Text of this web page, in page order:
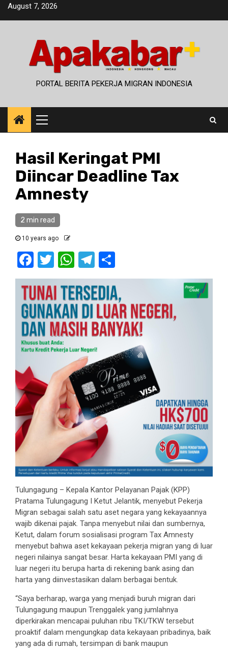
SkipAugust 7, 2026
PORTAL BERITA PEKERJA MIGRAN INDONESIA
Primary
Menu
Hasil Keringat PMI
Diincar Deadline Tax
Amnesty
2 min read
10 years ago
Facebook
Twitter
WhatsApp
Telegram
Tulungagung – Kepala Kantor Pelayanan Pajak (KPP)
Pratama Tulungagung I Ketut Jelantik, menyebut Pekerja
Migran sebagai salah satu aset negara yang kekayaannya
wajib dikenai pajak. Tanpa menyebut nilai dan sumbernya,
Ketut, dalam forum sosialisasi program Tax Amnesty
menyebut bahwa aset kekayaan pekerja migran yang di luar
negeri nilainya sangat besar. Harta kekayaan PMI yang di
luar negeri itu berupa harta di rekening bank asing dan
harta yang diinvestasikan dalam berbagai bentuk.
“Saya berharap, warga yang menjadi buruh migran dari
Tulungagung maupun Trenggalek yang jumlahnya
diperkirakan mencapai puluhan ribu TKI/TKW tersebut
proaktif dalam mengungkap data kekayaan pribadinya, baik
yang ada di rumah, tersimpan di bank maupun